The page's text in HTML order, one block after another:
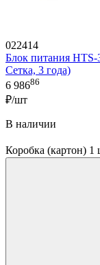
022414
Блок питания
Сетка, 3 года)
6 98686
₽/шт
В наличии
Коробка (картон)